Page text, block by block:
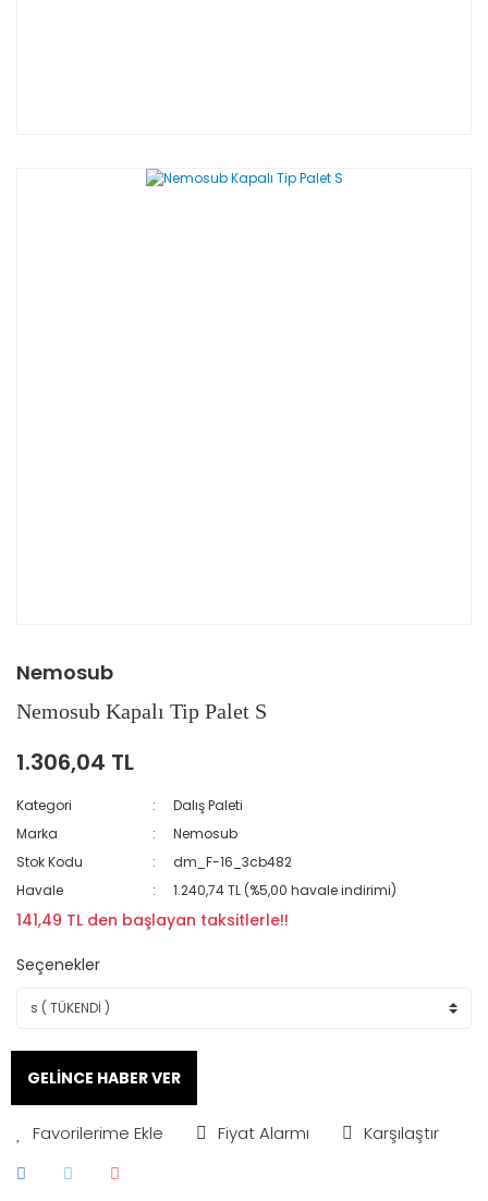
Nemosub
Nemosub Kapalı Tip Palet S
1.306,04 TL
Kategori
Dalış Paleti
Marka
Nemosub
Stok Kodu
dm_F-16_3cb482
Havale
1.240,74 TL (%5,00 havale indirimi)
141,49 TL den başlayan taksitlerle!!
Seçenekler
GELİNCE HABER VER
Fiyat Alarmı Karşılaştır